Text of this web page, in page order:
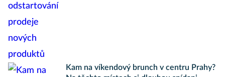
Kam na víkendový brunch v centru Prahy?